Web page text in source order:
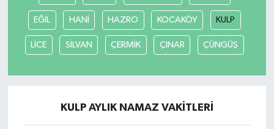
EĞİL HANİ HAZRO KOCAKÖY KULP
LİCE SİLVAN ÇERMİK ÇINAR ÇÜNGÜŞ
KULP AYLIK NAMAZ VAKITLERI